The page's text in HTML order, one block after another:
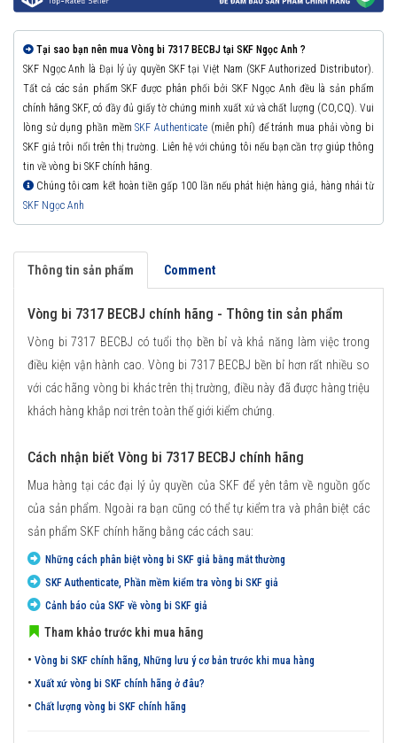
Tại sao bạn nên mua Vòng bi 7317 BECBJ tại SKF Ngọc Anh ?
SKF Ngọc Anh là Đại lý ủy quyền SKF tại Việt Nam (SKF Authorized Distributor).
Tất cả các sản phẩm SKF được phân phối bởi SKF Ngọc Anh đều là sản phẩm
chính hãng SKF, có đầy đủ giấy tờ chứng minh xuất xứ và chất lượng (CO,CQ). Vui
lòng sử dụng phần mềmSKF Authenticate(miễn phí) để tránh mua phải vòng bi
SKF giả trôi nổi trên thị trường. Liên hệ với chúng tôi nếu bạn cần trợ giúp thông
tin về vòng bi SKF chính hãng.
Chúng tôi cam kết hoàn tiền gấp 100 lần nếu phát hiện hàng giả, hàng nhái từ
SKF Ngọc Anh
Thông tin sản phẩm Comment
Vòng bi 7317 BECBJ chính hãng - Thông tin sản phẩm
Vòng bi 7317 BECBJ có tuổi thọ bền bỉ và khả năng làm việc trong
điều kiện vận hành cao. Vòng bi 7317 BECBJ bền bỉ hơn rất nhiều so
với các hãng vòng bi khác trên thị trường, điều này đã được hàng triệu
khách hàng khắp nơi trên toàn thế giới kiểm chứng.
Cách nhận biết Vòng bi 7317 BECBJ chính hãng
Mua hàng tại các đại lý ủy quyền của SKF để yên tâm về nguồn gốc
của sản phẩm. Ngoài ra bạn cũng có thể tự kiểm tra và phân biệt các
sản phẩm SKF chính hãng bằng các cách sau:
Những cách phân biệt vòng bi SKF giả bằng mắt thường
SKF Authenticate, Phần mềm kiểm tra vòng bi SKF giả
Cảnh báo của SKF về vòng bi SKF giả
Tham khảo trước khi mua hãng
• Vòng bi SKF chính hãng, Những lưu ý cơ bản trước khi mua hàng
• Xuất xứ vòng bi SKF chính hãng ở đâu?
• Chất lượng vòng bi SKF chính hãng